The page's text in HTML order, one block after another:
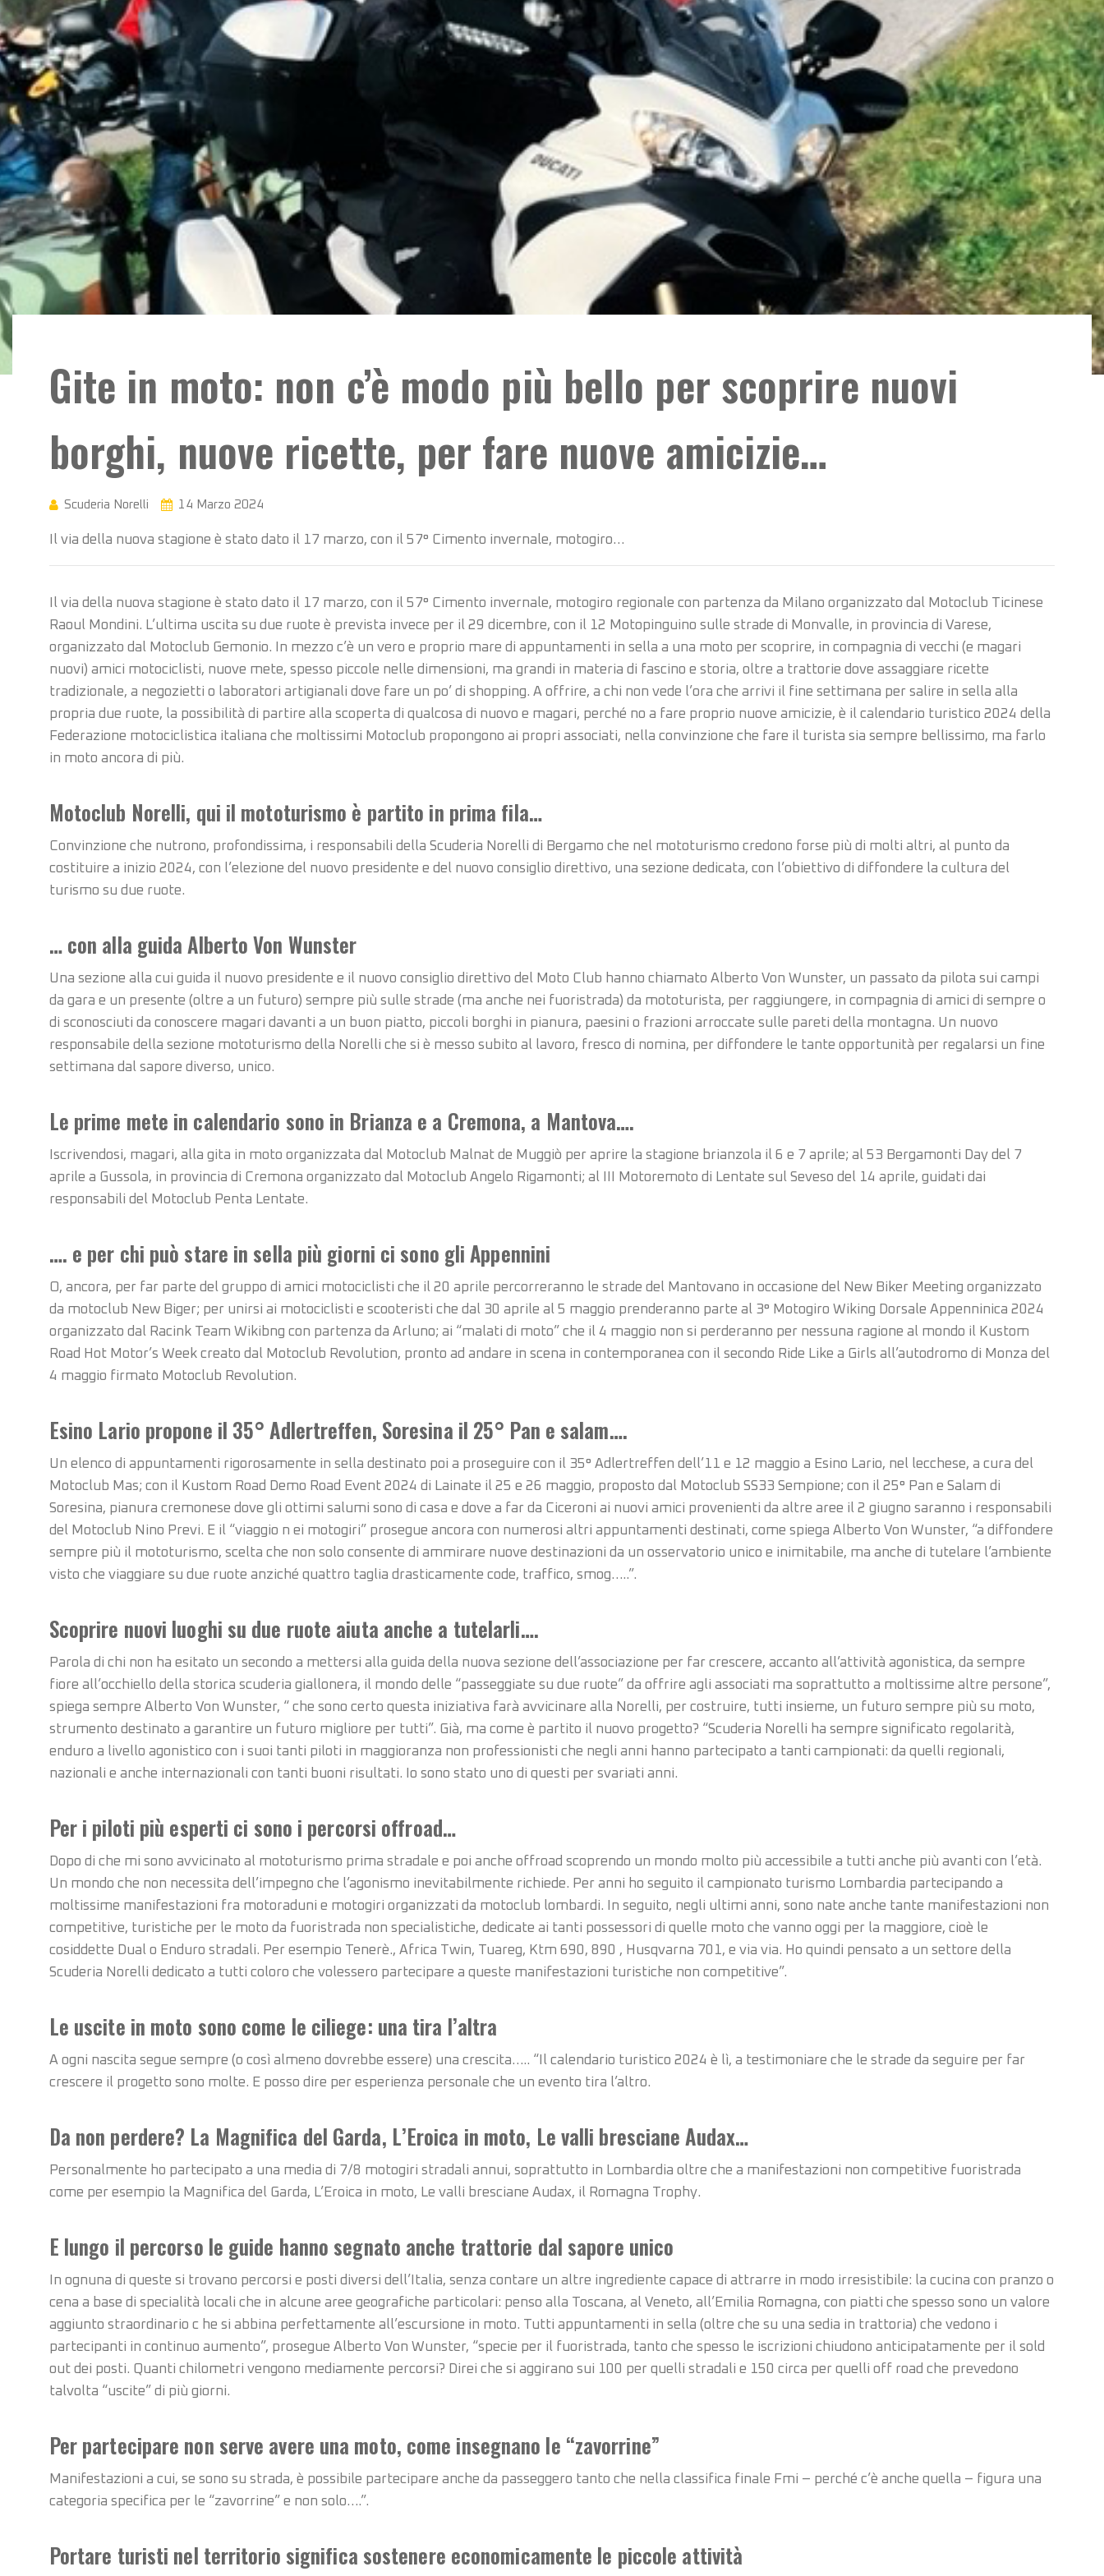
Gite in moto: non c’è modo più bello per scoprire nuovi
borghi, nuove ricette, per fare nuove amicizie…
Scuderia Norelli 14 Marzo 2024
Il via della nuova stagione è stato dato il 17 marzo, con il 57° Cimento invernale, motogiro…
Il via della nuova stagione è stato dato il 17 marzo, con il 57° Cimento invernale, motogiro regionale con partenza da Milano organizzato dal Motoclub Ticinese
Raoul Mondini. L’ultima uscita su due ruote è prevista invece per il 29 dicembre, con il 12 Motopinguino sulle strade di Monvalle, in provincia di Varese,
organizzato dal Motoclub Gemonio. In mezzo c’è un vero e proprio mare di appuntamenti in sella a una moto per scoprire, in compagnia di vecchi (e magari
nuovi) amici motociclisti, nuove mete, spesso piccole nelle dimensioni, ma grandi in materia di fascino e storia, oltre a trattorie dove assaggiare ricette
tradizionale, a negozietti o laboratori artigianali dove fare un po’ di shopping. A offrire, a chi non vede l’ora che arrivi il fine settimana per salire in sella alla
propria due ruote, la possibilità di partire alla scoperta di qualcosa di nuovo e magari, perché no a fare proprio nuove amicizie, è il calendario turistico 2024 della
Federazione motociclistica italiana che moltissimi Motoclub propongono ai propri associati, nella convinzione che fare il turista sia sempre bellissimo, ma farlo
in moto ancora di più.
Motoclub Norelli, qui il mototurismo è partito in prima fila…
Convinzione che nutrono, profondissima, i responsabili della Scuderia Norelli di Bergamo che nel mototurismo credono forse più di molti altri, al punto da
costituire a inizio 2024, con l’elezione del nuovo presidente e del nuovo consiglio direttivo, una sezione dedicata, con l’obiettivo di diffondere la cultura del
turismo su due ruote.
… con alla guida Alberto Von Wunster
Una sezione alla cui guida il nuovo presidente e il nuovo consiglio direttivo del Moto Club hanno chiamato Alberto Von Wunster, un passato da pilota sui campi
da gara e un presente (oltre a un futuro) sempre più sulle strade (ma anche nei fuoristrada) da mototurista, per raggiungere, in compagnia di amici di sempre o
di sconosciuti da conoscere magari davanti a un buon piatto, piccoli borghi in pianura, paesini o frazioni arroccate sulle pareti della montagna. Un nuovo
responsabile della sezione mototurismo della Norelli che si è messo subito al lavoro, fresco di nomina, per diffondere le tante opportunità per regalarsi un fine
settimana dal sapore diverso, unico.
Le prime mete in calendario sono in Brianza e a Cremona, a Mantova….
Iscrivendosi, magari, alla gita in moto organizzata dal Motoclub Malnat de Muggiò per aprire la stagione brianzola il 6 e 7 aprile; al 53 Bergamonti Day del 7
aprile a Gussola, in provincia di Cremona organizzato dal Motoclub Angelo Rigamonti; al III Motoremoto di Lentate sul Seveso del 14 aprile, guidati dai
responsabili del Motoclub Penta Lentate.
…. e per chi può stare in sella più giorni ci sono gli Appennini
O, ancora, per far parte del gruppo di amici motociclisti che il 20 aprile percorreranno le strade del Mantovano in occasione del New Biker Meeting organizzato
da motoclub New Biger; per unirsi ai motociclisti e scooteristi che dal 30 aprile al 5 maggio prenderanno parte al 3° Motogiro Wiking Dorsale Appenninica 2024
organizzato dal Racink Team Wikibng con partenza da Arluno; ai “malati di moto” che il 4 maggio non si perderanno per nessuna ragione al mondo il Kustom
Road Hot Motor’s Week creato dal Motoclub Revolution, pronto ad andare in scena in contemporanea con il secondo Ride Like a Girls all’autodromo di Monza del
4 maggio firmato Motoclub Revolution.
Esino Lario propone il 35° Adlertreffen, Soresina il 25° Pan e salam….
Un elenco di appuntamenti rigorosamente in sella destinato poi a proseguire con il 35° Adlertreffen dell’11 e 12 maggio a Esino Lario, nel lecchese, a cura del
Motoclub Mas; con il Kustom Road Demo Road Event 2024 di Lainate il 25 e 26 maggio, proposto dal Motoclub SS33 Sempione; con il 25° Pan e Salam di
Soresina, pianura cremonese dove gli ottimi salumi sono di casa e dove a far da Ciceroni ai nuovi amici provenienti da altre aree il 2 giugno saranno i responsabili
del Motoclub Nino Previ. E il “viaggio n ei motogiri” prosegue ancora con numerosi altri appuntamenti destinati, come spiega Alberto Von Wunster, “a diffondere
sempre più il mototurismo, scelta che non solo consente di ammirare nuove destinazioni da un osservatorio unico e inimitabile, ma anche di tutelare l’ambiente
visto che viaggiare su due ruote anziché quattro taglia drasticamente code, traffico, smog…..”.
Scoprire nuovi luoghi su due ruote aiuta anche a tutelarli….
Parola di chi non ha esitato un secondo a mettersi alla guida della nuova sezione dell’associazione per far crescere, accanto all’attività agonistica, da sempre
fiore all’occhiello della storica scuderia giallonera, il mondo delle “passeggiate su due ruote” da offrire agli associati ma soprattutto a moltissime altre persone”,
spiega sempre Alberto Von Wunster, “ che sono certo questa iniziativa farà avvicinare alla Norelli, per costruire, tutti insieme, un futuro sempre più su moto,
strumento destinato a garantire un futuro migliore per tutti”. Già, ma come è partito il nuovo progetto? “Scuderia Norelli ha sempre significato regolarità,
enduro a livello agonistico con i suoi tanti piloti in maggioranza non professionisti che negli anni hanno partecipato a tanti campionati: da quelli regionali,
nazionali e anche internazionali con tanti buoni risultati. Io sono stato uno di questi per svariati anni.
Per i piloti più esperti ci sono i percorsi offroad…
Dopo di che mi sono avvicinato al mototurismo prima stradale e poi anche offroad scoprendo un mondo molto più accessibile a tutti anche più avanti con l’età.
Un mondo che non necessita dell’impegno che l’agonismo inevitabilmente richiede. Per anni ho seguito il campionato turismo Lombardia partecipando a
moltissime manifestazioni fra motoraduni e motogiri organizzati da motoclub lombardi. In seguito, negli ultimi anni, sono nate anche tante manifestazioni non
competitive, turistiche per le moto da fuoristrada non specialistiche, dedicate ai tanti possessori di quelle moto che vanno oggi per la maggiore, cioè le
cosiddette Dual o Enduro stradali. Per esempio Tenerè., Africa Twin, Tuareg, Ktm 690, 890 , Husqvarna 701, e via via. Ho quindi pensato a un settore della
Scuderia Norelli dedicato a tutti coloro che volessero partecipare a queste manifestazioni turistiche non competitive”.
Le uscite in moto sono come le ciliege: una tira l’altra
A ogni nascita segue sempre (o così almeno dovrebbe essere) una crescita….. “Il calendario turistico 2024 è lì, a testimoniare che le strade da seguire per far
crescere il progetto sono molte. E posso dire per esperienza personale che un evento tira l’altro.
Da non perdere? La Magnifica del Garda, L’Eroica in moto, Le valli bresciane Audax…
Personalmente ho partecipato a una media di 7/8 motogiri stradali annui, soprattutto in Lombardia oltre che a manifestazioni non competitive fuoristrada
come per esempio la Magnifica del Garda, L’Eroica in moto, Le valli bresciane Audax, il Romagna Trophy.
E lungo il percorso le guide hanno segnato anche trattorie dal sapore unico
In ognuna di queste si trovano percorsi e posti diversi dell’Italia, senza contare un altre ingrediente capace di attrarre in modo irresistibile: la cucina con pranzo o
cena a base di specialità locali che in alcune aree geografiche particolari: penso alla Toscana, al Veneto, all’Emilia Romagna, con piatti che spesso sono un valore
aggiunto straordinario c he si abbina perfettamente all’escursione in moto. Tutti appuntamenti in sella (oltre che su una sedia in trattoria) che vedono i
partecipanti in continuo aumento”, prosegue Alberto Von Wunster, “specie per il fuoristrada, tanto che spesso le iscrizioni chiudono anticipatamente per il sold
out dei posti. Quanti chilometri vengono mediamente percorsi? Direi che si aggirano sui 100 per quelli stradali e 150 circa per quelli off road che prevedono
talvolta “uscite” di più giorni.
Per partecipare non serve avere una moto, come insegnano le “zavorrine”
Manifestazioni a cui, se sono su strada, è possibile partecipare anche da passeggero tanto che nella classifica finale Fmi – perché c’è anche quella – figura una
categoria specifica per le “zavorrine” e non solo….”.
Portare turisti nel territorio significa sostenere economicamente le piccole attività